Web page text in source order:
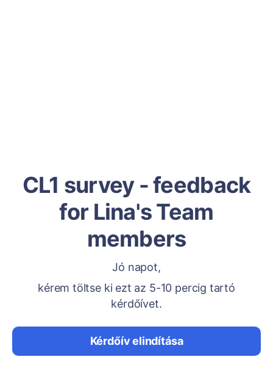
CL1 survey - feedback
for Lina's Team
members
Jó napot,
kérem töltse ki ezt az 5-10 percig tartó
kérdőívet.
Kérdőív elindítása